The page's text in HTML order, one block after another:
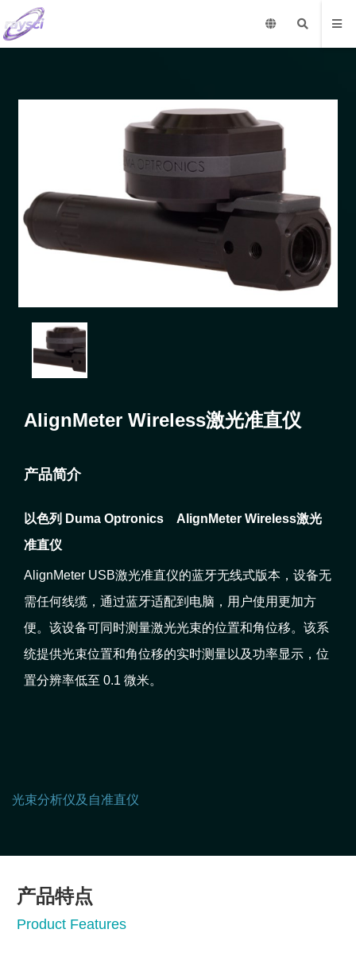
AlignMeter Wireless激光准直仪
产品简介
以色列 Duma Optronics
AlignMeter Wireless激光
准直仪
AlignMeter USB激光准直仪的蓝牙无线式版本，设备无
需任何线缆，通过蓝牙适配到电脑，用户使用更加方
便。该设备可同时测量激光光束的位置和角位移。该系
统提供光束位置和角位移的实时测量以及功率显示，位
置分辨率低至 0.1 微米。
光束分析仪及自准直仪
产品特点
Product Features